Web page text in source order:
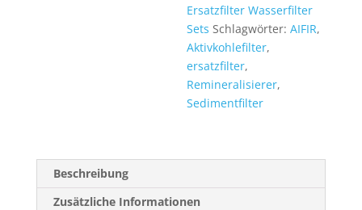
Osmose
Membran
für
die
Umkehrosmose
Osmoseanlage
Ersatzfilter Wasserfilter
Sets Schlagwörter:AIFIR,
Aktivkohlefilter,
ersatzfilter,
Remineralisierer,
Sedimentfilter
Beschreibung
Zusätzliche Informationen